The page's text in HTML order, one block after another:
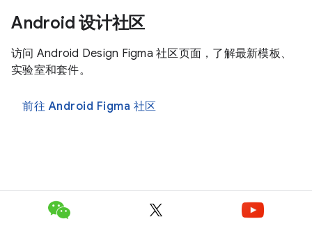
Android 设计社区
访问 Android Design Figma 社区页面，了解最新模板、
实验室和套件。
前往 Android Figma 社区